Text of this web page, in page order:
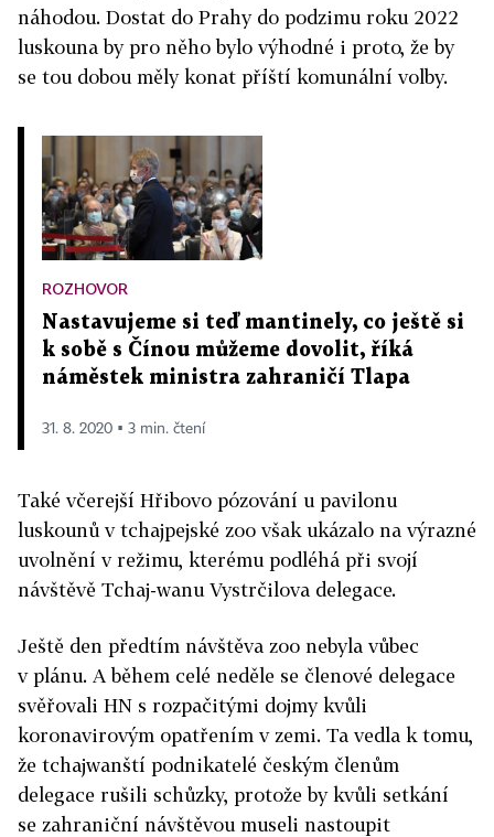
náhodou. Dostat do Prahy do podzimu roku 2022
luskouna by pro něho bylo výhodné i proto, že by
se tou dobou měly konat příští komunální volby.
ROZHOVOR
Nastavujeme si teď mantinely, co ještě si
k sobě s Čínou můžeme dovolit, říká
náměstek ministra zahraničí Tlapa
31. 8. 2020 ▪ 3 min. čtení
Také včerejší Hřibovo pózování u pavilonu
luskounů v tchajpejské zoo však ukázalo na výrazné
uvolnění v režimu, kterému podléhá při svojí
návštěvě Tchaj-wanu Vystrčilova delegace.
Ještě den předtím návštěva zoo nebyla vůbec
v plánu. A během celé neděle se členové delegace
svěřovali HN s rozpačitými dojmy kvůli
koronavirovým opatřením v zemi. Ta vedla k tomu,
že tchajwanští podnikatelé českým členům
delegace rušili schůzky, protože by kvůli setkání
se zahraniční návštěvou museli nastoupit